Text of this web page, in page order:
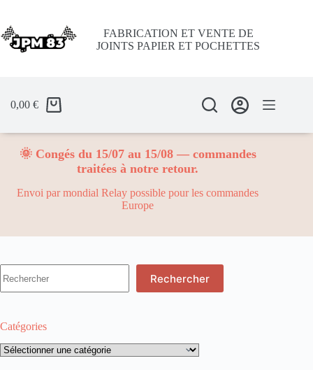
contenu
FABRICATION ET VENTE DE
JOINTS PAPIER ET POCHETTES
0,00 €
🌞 Congés du 15/07 au 15/08 — commandes
traitées à notre retour.
Envoi par mondial Relay possible pour les commandes
Europe
Rechercher
résultat
Catégories
Catégories